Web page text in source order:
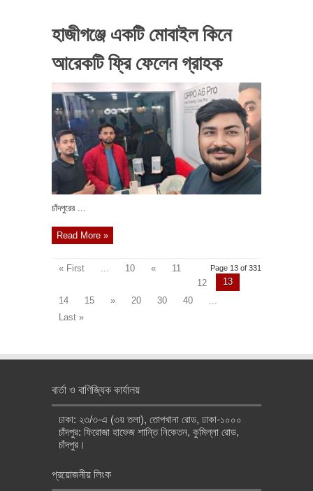
হাজীগঞ্জে একটি মোবাইল কিনে
আরেকটি ফ্রি ফেলেন গ্রাহক
চাঁদপুরের ...
Read More »
Page 13 of 331
« First 10 «
11
12
13
14
15 » 20 30 40
Last »
বার্তা ও বাণিজ্যিক কার্যালয়
ঢাকা: ২৩/৩-এ (৩য় তলা), তোপখানা রোড, ঢাকা-১০০০
চাঁদপুর: ফিরোজা হাফেজ শান্তি নিকেতন, কুমিল্লা রোড,
চাঁদপুর।
প্রয়োজনীয় লিংক